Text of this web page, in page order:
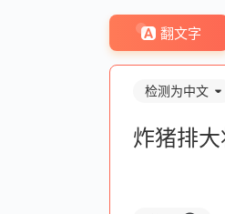
翻文字
检测为中文